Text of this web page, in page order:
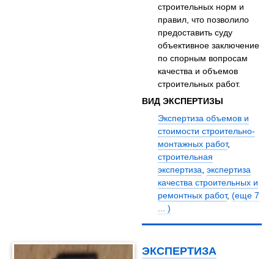
строительных норм и
правил, что позволило
предоставить суду
объективное заключение
по спорным вопросам
качества и объемов
строительных работ.
ВИД ЭКСПЕРТИЗЫ
Экспертиза объемов и
стоимости строительно-
монтажных работ,
строительная
экспертиза ,экспертиза
качества строительных и
ремонтных работ,(еще 7
... )
ЭКСПЕРТИЗА